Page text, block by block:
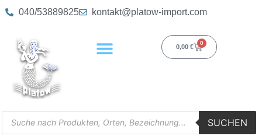
040/53889825 kontakt@platow-import.com
0,00 €
0
SUCHEN